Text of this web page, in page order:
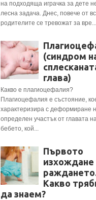
на подходяща играчка за дете
лесна задача. Днес, повече от
родителите се тревожат за вре...
(синдром
глава)
Какво е плагиоцефалия?
Плагиоцефалия е състояние,
характеризира с деформиране
определен участък от главата на
бебето, кой...
Първото
изхождане
Какво
да знаем?